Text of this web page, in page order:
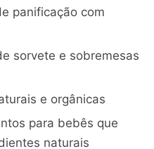
panificação com
sorvete e sobremesas
e orgânicas
para bebês que
naturais